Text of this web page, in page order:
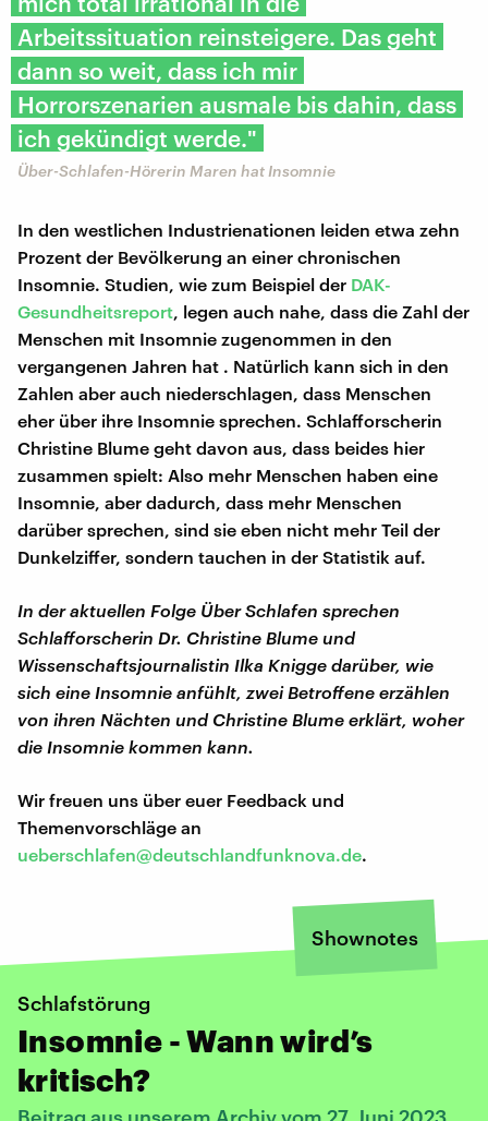
Arbeitssituation reinsteigere. Das geht
dann so weit, dass ich mir
Horrorszenarien ausmale bis dahin, dass
ich gekündigt werde."
Über-Schlafen-Hörerin Maren hat Insomnie
In den westlichen Industrienationen leiden etwa zehn
Prozent der Bevölkerung an einer chronischen
Insomnie. Studien, wie zum Beispiel der DAK-
Gesundheitsreport , legen auch nahe, dass die Zahl der
Menschen mit Insomnie zugenommen in den
vergangenen Jahren hat . Natürlich kann sich in den
Zahlen aber auch niederschlagen, dass Menschen
eher über ihre Insomnie sprechen. Schlafforscherin
Christine Blume geht davon aus, dass beides hier
zusammen spielt: Also mehr Menschen haben eine
Insomnie, aber dadurch, dass mehr Menschen
darüber sprechen, sind sie eben nicht mehr Teil der
Dunkelziffer, sondern tauchen in der Statistik auf.
In der aktuellen Folge Über Schlafen sprechen
Schlafforscherin Dr. Christine Blume und
Wissenschaftsjournalistin Ilka Knigge darüber, wie
sich eine Insomnie anfühlt, zwei Betroffene erzählen
von ihren Nächten und Christine Blume erklärt, woher
die Insomnie kommen kann.
Wir freuen uns über euer Feedback und
Themenvorschläge an
ueberschlafen@deutschlandfunknova.de.
Shownotes
Schlafstörung
Insomnie - Wann wird’s
kritisch?